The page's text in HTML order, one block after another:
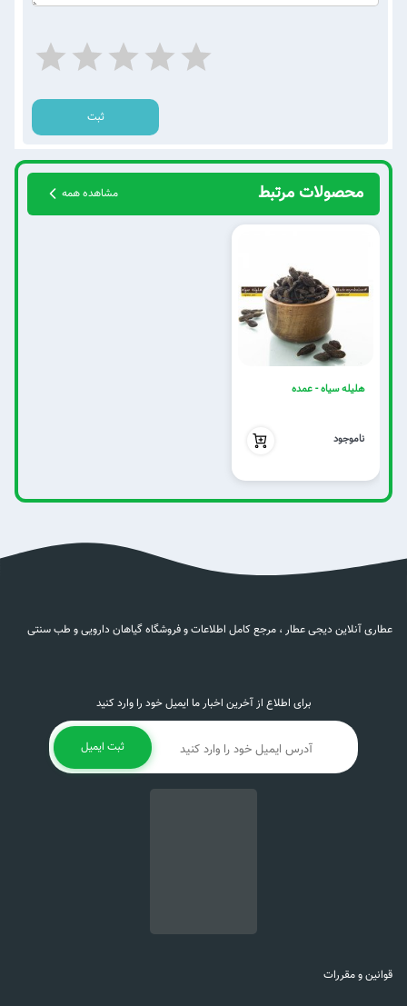
ثبت
محصولات مرتبط مشاهده همه
هلیله سیاه - عمده
ناموجود
قوانین و مقررات
برای اطلاع از آخرین اخبار ما ایمیل خود را وارد کنید
ثبت ایمیل
عطاری آنلاین دیجی عطار ، مرجع کامل اطلاعات و فروشگاه گیاهان دارویی و طب سنتی